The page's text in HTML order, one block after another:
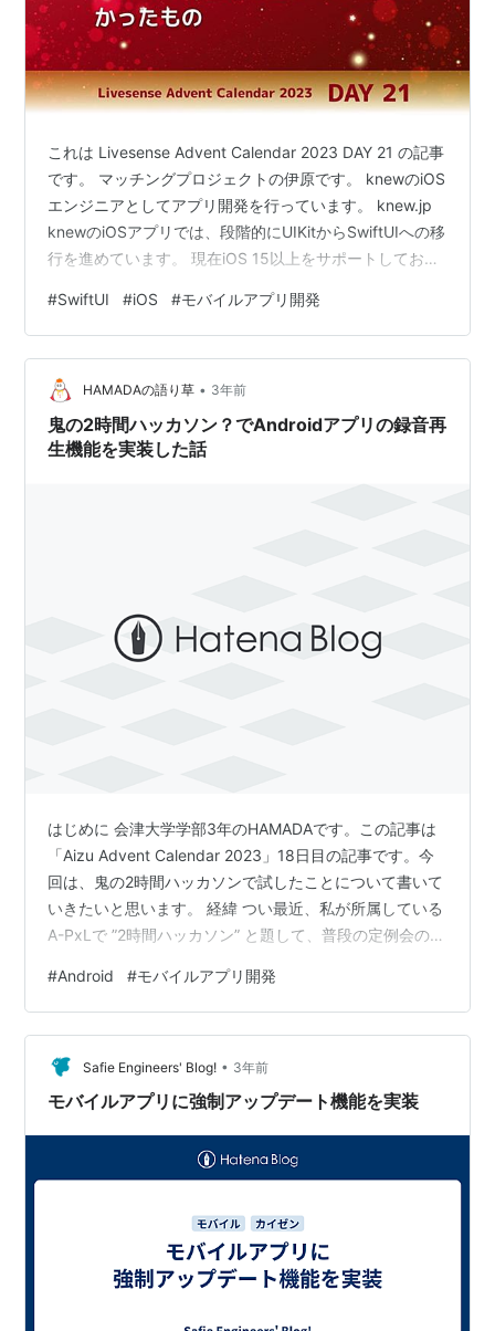
これは Livesense Advent Calendar 2023 DAY 21 の記事
です。 マッチングプロジェクトの伊原です。 knewのiOS
エンジニアとしてアプリ開発を行っています。 knew.jp
knewのiOSアプリでは、段階的にUIKitからSwiftUIへの移
行を進めています。 現在iOS 15以上をサポートしてお
先日リリースした顔写真登録の機能についても、SwiftUI
をベースにレイアウトを作成しました。 こちらの画面で
自分自身の顔写真を登録することで、お相手の顔写真を
見てマッチングしたいお相手を探すことが出来る…
#SwiftUI #iOS #モバイルアプリ開発
HAMADAの語り草 • 3年前
鬼の2時間ハッカソン？でAndroidアプリの録音再
生機能を実装した話
はじめに 会津大学学部3年のHAMADAです。この記事は
「Aizu Advent Calendar 2023」18日目の記事です。今
回は、鬼の2時間ハッカソンで試したことについて書いて
いきたいと思います。 経緯 つい最近、私が所属している
A-PxLで ”2時間ハッカソン” と題して、普段の定例会の2
作り切るという鬼企画が開催されました。 A-PxLはXRの
サークルなので、私もAndroidのARアプリを作成しよう
としたのですが、ARCore周りの設定で1時間15分も溶か
してしまいました。流石にちょっと厳しそうだったの
で、方向転換をし、音声録…
#Android #モバイルアプリ開発
Safie Engineers' Blog! • 3年前
モバイルアプリに強制アップデート機能を実装